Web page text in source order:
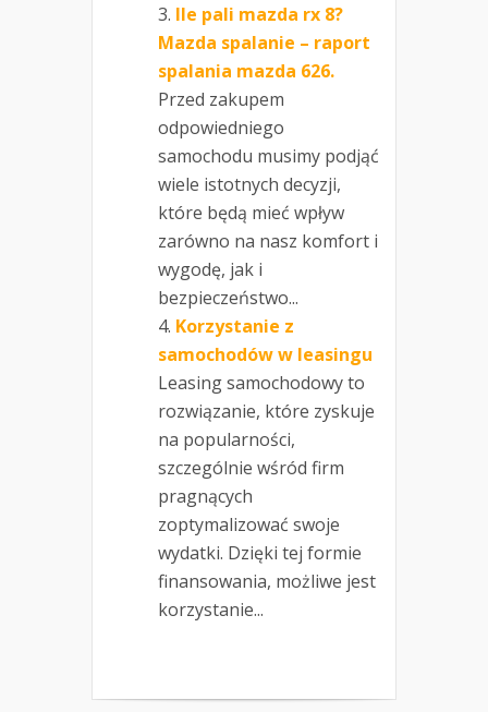
Ile pali mazda rx 8?
Mazda spalanie – raport
spalania mazda 626.
Przed zakupem
odpowiedniego
samochodu musimy podjąć
wiele istotnych decyzji,
które będą mieć wpływ
zarówno na nasz komfort i
wygodę, jak i
bezpieczeństwo...
Korzystanie z
samochodów w leasingu
Leasing samochodowy to
rozwiązanie, które zyskuje
na popularności,
szczególnie wśród firm
pragnących
zoptymalizować swoje
wydatki. Dzięki tej formie
finansowania, możliwe jest
korzystanie...